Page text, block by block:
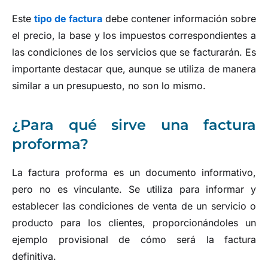
Este tipo de factura debe contener información sobre
el precio, la base y los impuestos correspondientes a
las condiciones de los servicios que se facturarán. Es
importante destacar que, aunque se utiliza de manera
similar a un presupuesto, no son lo mismo.
¿Para qué sirve una factura
proforma?
La factura proforma es un documento informativo,
pero no es vinculante. Se utiliza para informar y
establecer las condiciones de venta de un servicio o
producto para los clientes, proporcionándoles un
ejemplo provisional de cómo será la factura
definitiva.